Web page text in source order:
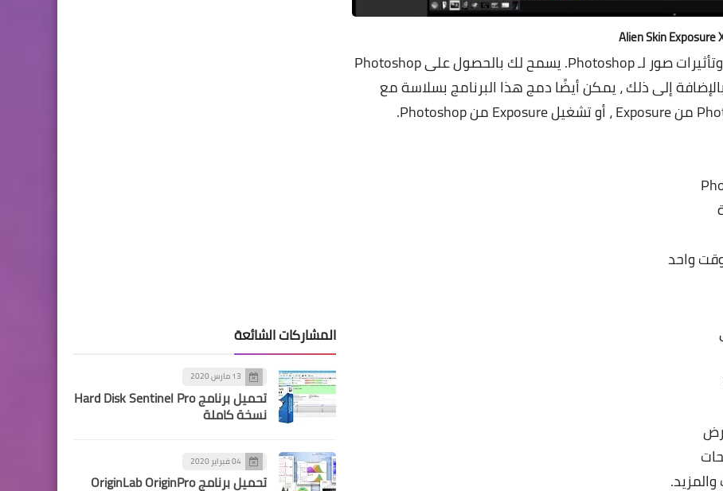
Alien Skin Exposure
محررات مصغرة إضافية وتأثيرات صور لـ Photoshop. يسمح لك بالحصول على Photoshop
إلى ذلك ، يمكن أيضًا دمج هذا البرنامج بسلاسة مع
واحد
المشاركات الشائعة
13 مارس 2020
تحميل برنامج Hard Disk Sentinel Pro
نسخة كاملة
04 فبراير 2020
تحميل برنامج OriginLab OriginPro